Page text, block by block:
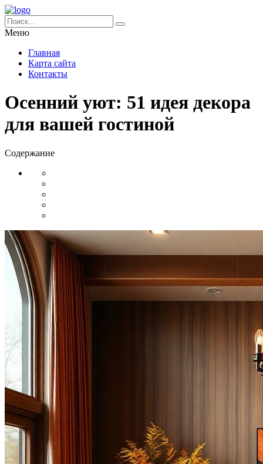
Меню
Главная
Карта сайта
Контакты
Осенний уют: 51 идея декора
для вашей гостиной
Содержание